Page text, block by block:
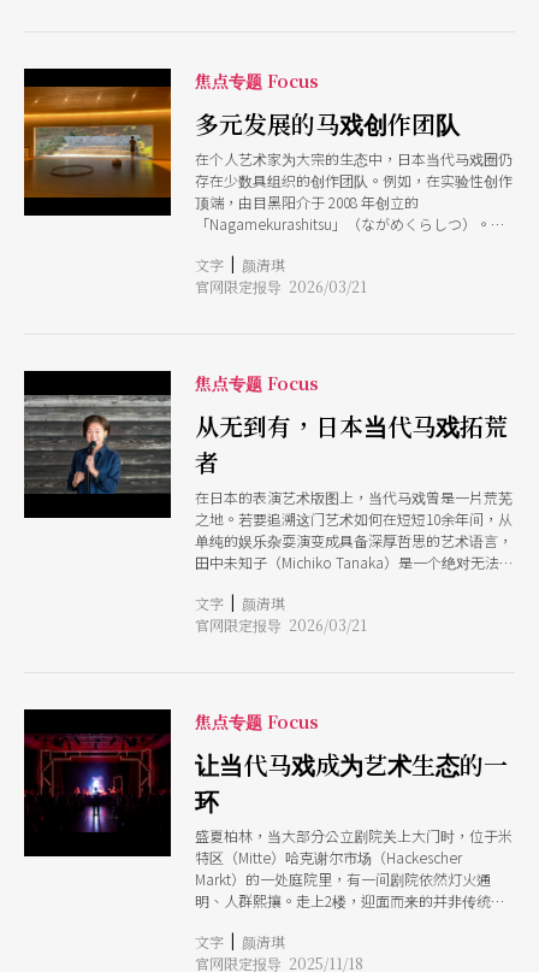
已培养出一批在技术上足以挑战世界顶尖水平的技
艺者。这些艺术家在竞技场上追求的是极致的稳定
度、抛接数量的极限以及大众娱乐的瞬间爆发力。
然而，当这群创作者试图回归艺术本体，脱离那套
为了取悦观众而设定的「竞技框架」时，日本马戏
展现出一种向内探求的发展现状。 去年（2025）
12月，在欧洲马戏与户外艺术联盟
（Circostrada）所策画的「全球跨越」（Global
人从横滨、京都、大阪，一路到濑户内，看到的不
是追求高难度、高抛接数量的技巧竞赛，而是一种
内在语言。这种转变让马戏不再只是感官的刺激，
而更接近一种「身体的私小说」，缓慢、精准且带
著诗意的疏离感，甚至带有一种自我解构的批判
性。 目黑阳介：当杂耍成为一场生命实践 被视为
日本当代杂耍与马戏界领军人物的目黑阳介
他在 2022 年发表的作品《Life Work》，便从一个
极为核心的问题出发：「如果身体正在老去，杂耍
还能怎么做？」他坦言，年龄的转换，迫使他正面
思考恐惧：体力衰退、身体极限，以及杂耍是否仍
只能建立在「高强度输出」之上？他开始构思一件
即使年纪增长也能持续演出的作品动作更少、抛接
更少、不再依赖爆发性的体能，而是让杂耍成为一
（Monolog）。这段音乐结构松散、缺乏起伏转
焦点专题 Focus
多元发展的马戏创作团队
在个人艺术家为大宗的生态中，日本当代马戏圈仍
存在少数具组织的创作团队。例如，在实验性创作
顶端，由目黑阳介于 2008 年创立的
「Nagamekurashitsu」（ながめくらしつ）。该
创作，并成为首个与日本公共剧场「世田谷公共剧
场」（Setagaya Public Theatre）长期合作的马
地。透过让艺术家与濑户内的石材职人、木工及特
殊地景深度连结，成功将土地的呼吸转化为马戏语
汇，让马戏走入常民的风景与历史之中。 相较于
在地深耕的美学实验，以福冈为基地的
「CIRQUEWORK」 则展现了强大的商业扩张野
准的高难度技巧编排，节奏明快且跨越语言障碍。
CIRQUEWORK 积极开拓海外市场，频繁出没于爱
丁堡艺穗节等国际舞台，致力于将日本当代马戏转
化为一种异国情调、可全球流通的精致文化产品。
而在这股当代浪潮之外，带有传统色彩的「樱花马
戏团」（さくらサーカス）则守住了马戏最纯粹的
「奇观」根基。与追求实验性的团队不同，樱花马
「座．高円寺」（Za-Koenji）是日本当代马戏从
侧重于国际交流与前卫实验，长期引进欧陆顶尖团
体赴日，后者则发挥其作为「社区剧院」的特质，
除了常规演出，更致力于推动「入世」的马戏教
育。它透过工作坊与节庆活动，将高难度的马戏技
巧转化为一般市民也能参与的身体语汇，让当代马
戏在常民生活中扎根。
文字 | 颜清琪
官网限定报导 2026/03/21
焦点专题 Focus
从无到有，日本当代马戏拓荒
者
在日本的表演艺术版图上，当代马戏曾是一片荒芜
之地。若要追溯这门艺术如何在短短10余年间，从
单纯的娱乐杂耍演变成具备深厚哲思的艺术语言，
田中未知子（Michiko Tanaka）是一个绝对无法忽
Circus Factory）的创办人，也是「亚洲马戏网
络」（Circus Asia Network，CAN） 的核心发起者
的土地 曾赴法国研习美术史的田中未知子，首次
接触当代马戏是在2004年，当时的她已回国在报业
工作。在观看了一场来自海外的马戏演出之后，从
此人生有了巨大转折，她形容：「仿佛遮住眼前的
帷幕被一刀斩落。」 2007年，她辞去工作，决定
证了当代马戏如何成为一门跨越剧场、舞蹈、视觉
与极限运动的综合艺术形式。在欧洲，马戏不是为
了取悦观众的奇观，而是创作者对身体极限、空间
关系乃至社会议题的深刻辩证。 回到日本后，她
发现大众对马戏的认知仍停留在传统家族马戏团的
帐篷表演，或是街头的大道艺。虽然日本不乏技术
文字 | 颜清琪
官网限定报导 2026/03/21
焦点专题 Focus
让当代马戏成为艺术生态的一
环
盛夏柏林，当大部分公立剧院关上大门时，位于米
特区（Mitte）哈克谢尔市场（Hackescher
Markt）的一处庭院里，有一间剧院依然灯火通
明、人群熙攘。走上2楼，迎面而来的并非传统舞
前台人员带位后送上菜单，观众点上一杯酒或轻
食，随即被包裹在一种亲暱、放松以及共享的氛围
文字 | 颜清琪
官网限定报导 2025/11/18